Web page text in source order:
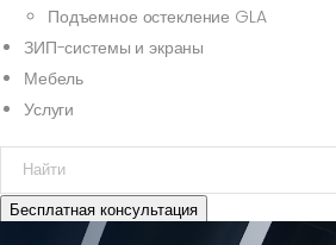
Подъемное остекление GLA
ЗИП-системы и экраны
Мебель
Услуги
Бесплатная консультация